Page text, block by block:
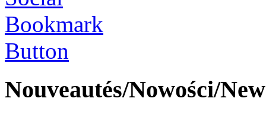
Nouveautés/Nowości/